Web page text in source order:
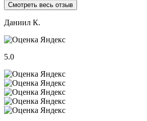
Смотреть весь отзыв
Даниил К.
5.0